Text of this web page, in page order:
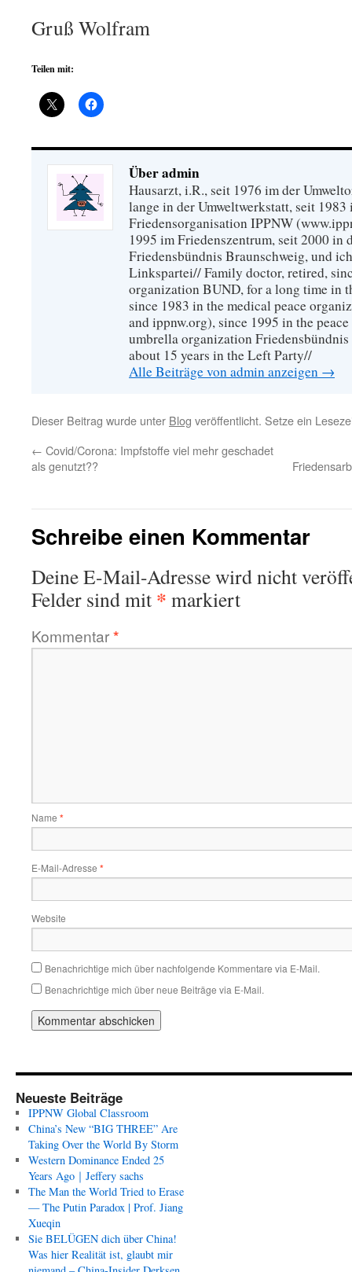
Gruß Wolfram
Teilen mit:
Über admin
Hausarzt, i.R., seit 1976 im der
lange in der Umweltwerkstatt, seit
Friedensorganisation IPPNW
1995 im Friedenszentrum, seit 2000 in
Friedensbündnis Braunschweig, und
Linkspartei// Family doctor, retired,
organization BUND, for a long time in
since 1983 in the medical peace
and ippnw.org), since 1995 in the
umbrella organization
about 15 years in the Left Party//
Alle Beiträge von admin anzeigen →
Dieser Beitrag wurde unter Blog veröffentlicht. Setze ein
← Covid/Corona: Impfstoffe viel mehr geschadet
als genutzt??
Schreibe einen Kommentar
Deine E-Mail-Adresse wird nicht
Felder sind mit * markiert
Kommentar*
Name *
E-Mail-Adresse *
Website
Benachrichtige mich über nachfolgende Kommentare via E-Mail.
Benachrichtige mich über neue Beiträge via E-Mail.
Neueste Beiträge
IPPNW Global Classroom
China’s New “BIG THREE” Are
Taking Over the World By Storm
Western Dominance Ended 25
Years Ago｜Jeffery sachs
The Man the World Tried to Erase
— The Putin Paradox | Prof. Jiang
Xueqin
Sie BELÜGEN dich über China!
Was hier Realität ist, glaubt mir